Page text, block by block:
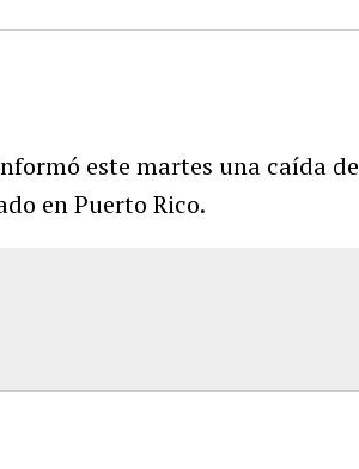
este martes una caída de
en Puerto Rico.